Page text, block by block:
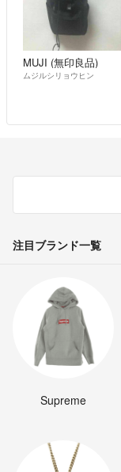
MUJI (無印良品)
ムジルシリョウヒン
注目ブランド一覧
Supreme